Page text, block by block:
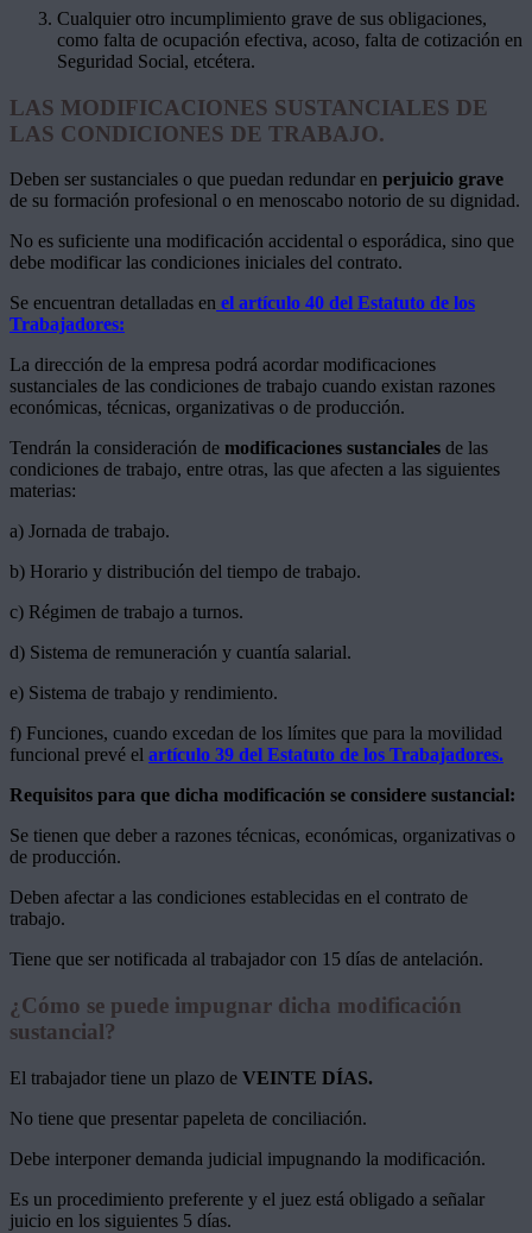
Cualquier otro incumplimiento grave de sus obligaciones,
como falta de ocupación efectiva, acoso, falta de cotización en
Seguridad Social, etcétera.
LAS MODIFICACIONES SUSTANCIALES DE
LAS CONDICIONES DE TRABAJO.
Deben ser sustanciales o que puedan redundar en perjuicio grave
de su formación profesional o en menoscabo notorio de su dignidad.
No es suficiente una modificación accidental o esporádica, sino que
debe modificar las condiciones iniciales del contrato.
Se encuentran detalladas en el artículo 40 del Estatuto de los
Trabajadores:
La dirección de la empresa podrá acordar modificaciones
sustanciales de las condiciones de trabajo cuando existan razones
económicas, técnicas, organizativas o de producción.
Tendrán la consideración de modificaciones sustanciales de las
condiciones de trabajo, entre otras, las que afecten a las siguientes
materias:
a) Jornada de trabajo.
b) Horario y distribución del tiempo de trabajo.
c) Régimen de trabajo a turnos.
d) Sistema de remuneración y cuantía salarial.
e) Sistema de trabajo y rendimiento.
f) Funciones, cuando excedan de los límites que para la movilidad
funcional prevé el artículo 39 del Estatuto de los Trabajadores.
Requisitos para que dicha modificación se considere sustancial:
Se tienen que deber a razones técnicas, económicas, organizativas o
de producción.
Deben afectar a las condiciones establecidas en el contrato de
trabajo.
Tiene que ser notificada al trabajador con 15 días de antelación.
¿Cómo se puede impugnar dicha modificación
sustancial?
El trabajador tiene un plazo de VEINTE DÍAS.
No tiene que presentar papeleta de conciliación.
Debe interponer demanda judicial impugnando la modificación.
Es un procedimiento preferente y el juez está obligado a señalar
juicio en los siguientes 5 días.